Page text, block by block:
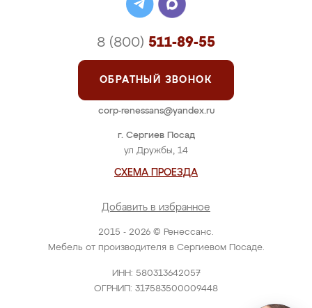
2015 - 2026 © Ренессанс.
Мебель от производителя в Сергиевом Посаде.
ИНН: 580313642057
ОГРНИП: 317583500009448
г. Сергиев Посад
ул Дружбы, 14
СХЕМА ПРОЕЗДА
Добавить в избранное
8 (800) 511-89-55
ОБРАТНЫЙ ЗВОНОК
corp-renessans@yandex.ru